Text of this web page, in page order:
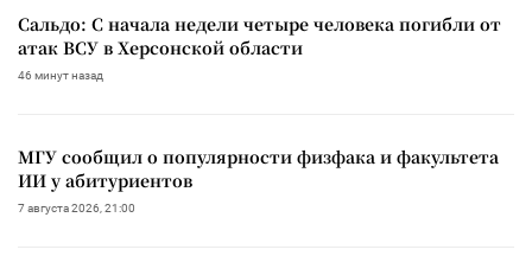
Сальдо: С начала недели четыре человека погибли от
атак ВСУ в Херсонской области
46 минут назад
МГУ сообщил о популярности физфака и факультета
ИИ у абитуриентов
7 августа 2026, 21:00